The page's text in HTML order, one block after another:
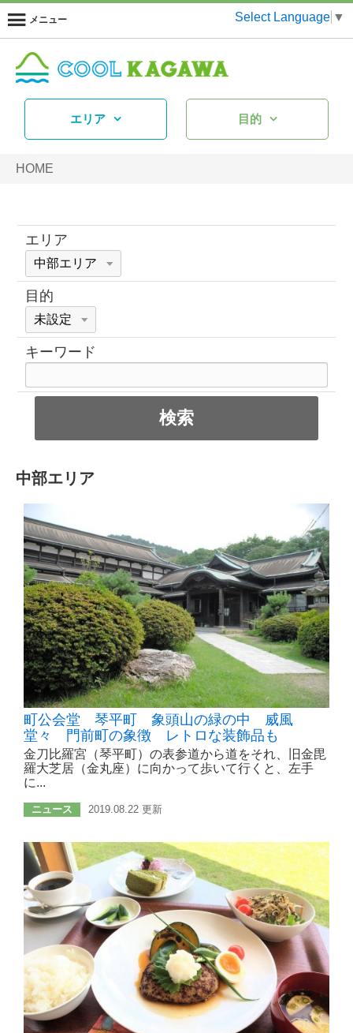
メニュー Select Language ▼
エリア 目的
HOME
エリア
目的
キーワード
中部エリア
町公会堂 琴平町 象頭山の緑の中 威風
堂々 門前町の象徴 レトロな装飾品も
金刀比羅宮（琴平町）の表参道から道をそれ、旧金毘
羅大芝居（金丸座）に向かって歩いて行くと、左手
に...
ニュース 2019.08.22 更新